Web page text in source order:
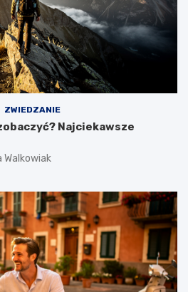
ZWIEDZANIE
Najciekawsze
Walkowiak